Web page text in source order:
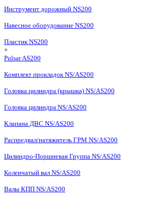
Инструмент дорожный NS200
Навесное оборудование NS200
Пластик NS200
+
Pulsar AS200
Комплект прокладок NS/AS200
Головка цилиндра (крышка) NS/AS200
Головка цилиндра NS/AS200
Клапана ДВС NS/AS200
Распредвал/натяжитель ГРМ NS/AS200
Цилиндро-Поршневая Группа NS/AS200
Коленчатый вал NS/AS200
Валы КПП NS/AS200